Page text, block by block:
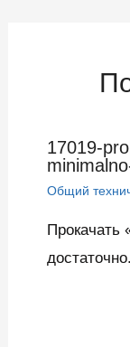
17019-
Общий
Прокачать